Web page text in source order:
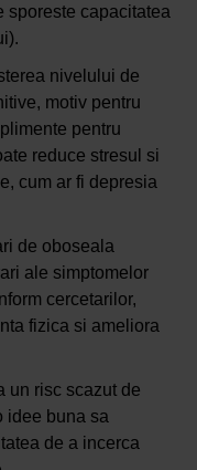
sporeste capacitatea
nivelului de
motiv pentru
pentru
reduce stresul si
cum ar fi depresia
de oboseala
ale simptomelor
cercetarilor,
fizica si ameliora
un risc scazut de
idee buna sa
de a incerca